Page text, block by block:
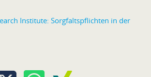
Institute: Sorgfaltspflichten in der